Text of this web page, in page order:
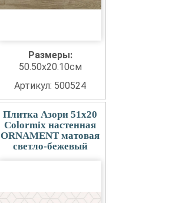
Размеры:
50.50x20.10см
Артикул: 500524
Плитка Азори 51x20
Colormix настенная
ORNAMENT матовая
светло-бежевый